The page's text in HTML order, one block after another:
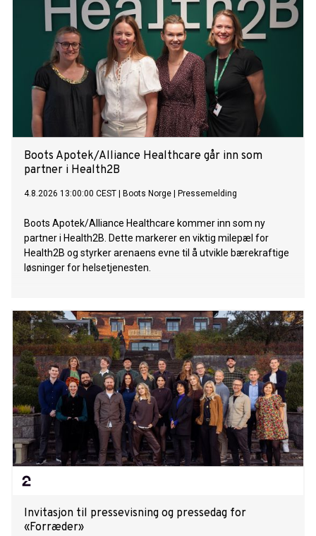
Boots Apotek/Alliance Healthcare går inn som
partner i Health2B
4.8.2026 13:00:00 CEST Boots Norge Pressemelding
Boots Apotek/Alliance Healthcare kommer inn som ny
partner i Health2B. Dette markerer en viktig milepæl for
Health2B og styrker arenaens evne til å utvikle bærekraftige
løsninger for helsetjenesten.
Invitasjon til pressevisning og pressedag for
«Forræder»